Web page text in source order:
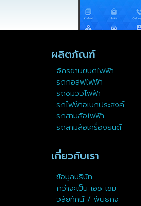
ผลิตภัณฑ์
จักรยานยนต์ไฟฟ้า
รถกอล์ฟไฟฟ้า
รถชมวิวไฟฟ้า
รถไฟฟ้าอเนกประสงค์
รถสามล้อไฟฟ้า
รถสามล้อเครื่องยนต์
เกี่ยวกับเรา
ข้อมูลบริษัท
กว่าจะเป็น เอช เซม
วิสัยทัศน์ / พันธกิจ